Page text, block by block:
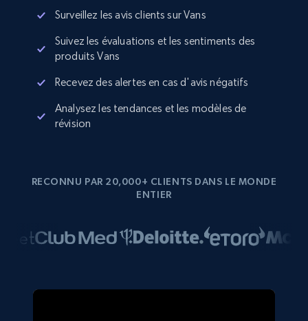
Surveillez les avis clients sur Vans
Suivez les évaluations et les sentiments des
produits Vans
Recevez des alertes en cas d'avis négatifs
Analysez les tendances et les modèles de
révision
RECONNU PAR 20,000+ CLIENTS DANS LE MONDE
ENTIER